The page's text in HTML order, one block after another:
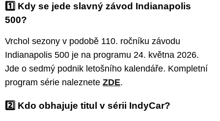
1️⃣ Kdy se jede slavný závod Indianapolis
500?
Vrchol sezony v podobě 110. ročníku závodu
Indianapolis 500 je na programu 24. května 2026.
Jde o sedmý podnik letošního kalendáře. Kompletní
program série naleznete ZDE.
2️⃣ Kdo obhajuje titul v sérii IndyCar?